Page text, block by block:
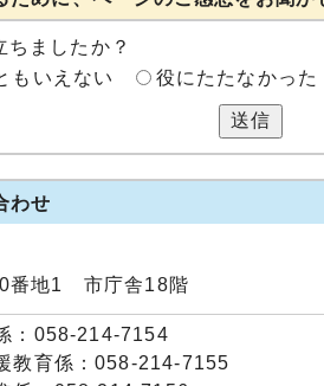
ちましたか？
もいえない 役にたたなかった
送信
わせ
番地1 市庁舎18階
：058-214-7154
教育係：058-214-7155